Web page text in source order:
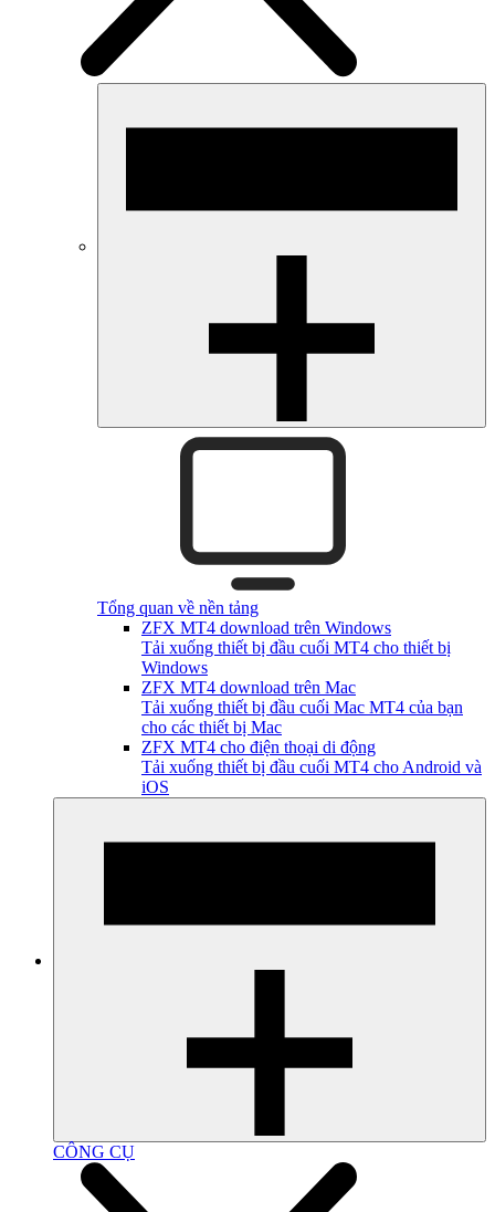
Tổng quan về nền tảng
ZFX MT4 download trên Windows
Tải xuống thiết bị đầu cuối MT4 cho thiết bị
Windows
ZFX MT4 download trên Mac
Tải xuống thiết bị đầu cuối Mac MT4 của bạn
cho các thiết bị Mac
ZFX MT4 cho điện thoại di động
Tải xuống thiết bị đầu cuối MT4 cho Android và
iOS
CÔNG CỤ